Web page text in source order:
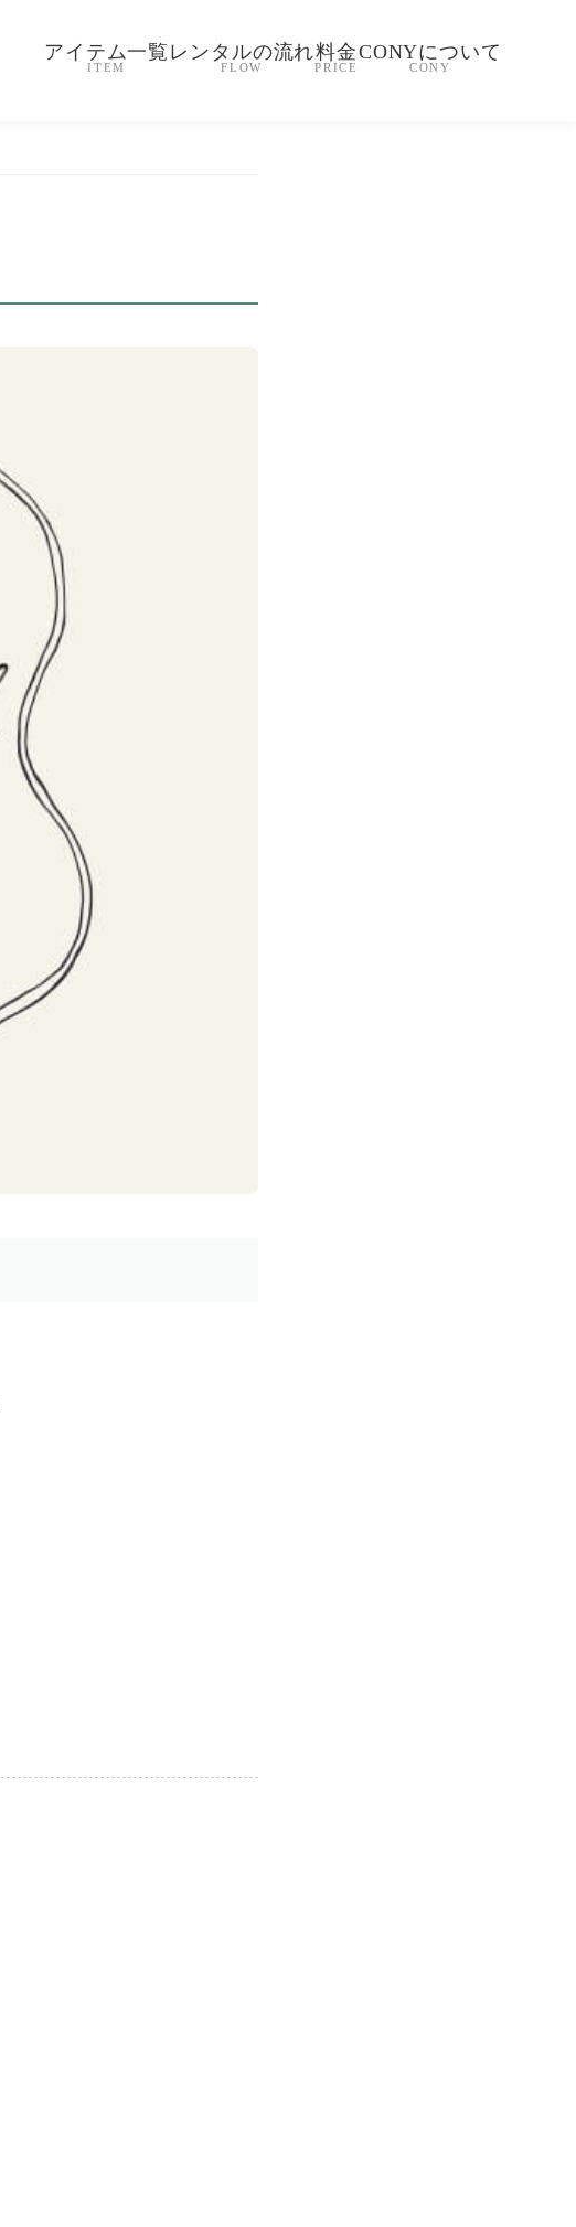
アイテム一覧
ITEM
レンタルの流れ
FLOW
料金
PRICE
CONYについて
CONY